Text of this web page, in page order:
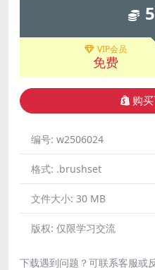
VIP会员
免费
购
编号: w2506024
格式: .brushset
文件大小: 30 MB
版权: 仅限学习交流
下载遇到问题？可联系客服或